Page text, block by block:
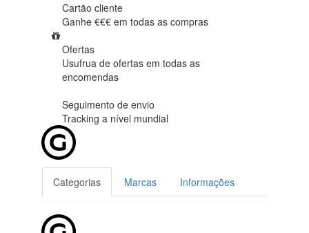
Cartão cliente
Ganhe €€€ em todas as compras
Ofertas
Usufrua de ofertas em todas as
encomendas
Seguimento de envio
Tracking a nível mundial
Categorias Marcas Informações